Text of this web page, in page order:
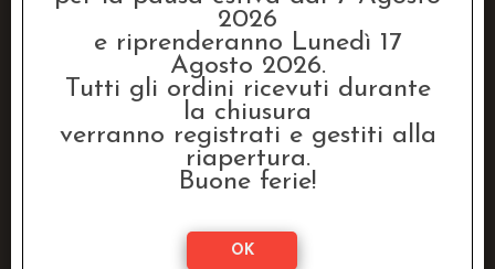
Raven Distribution SRL
Via Fanin, 30
40026 Imola (BO)
2026
e riprenderanno Lunedì 17
Agosto 2026.
Tutti gli ordini ricevuti durante
la chiusura
verranno registrati e gestiti alla
riapertura.
Buone ferie!